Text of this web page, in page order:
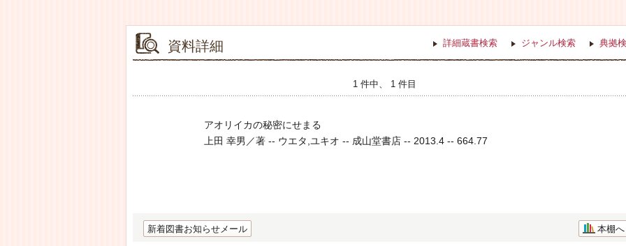
資料詳細 詳細蔵書検索 ジャンル検索 典拠
1 件中、 1 件目
アオリイカの秘密にせまる
上田 幸男／著 -- ウエタ,ユキオ -- 成山堂書店 -- 2013.4 -- 664.77
新着図書お知らせメール 本棚へ